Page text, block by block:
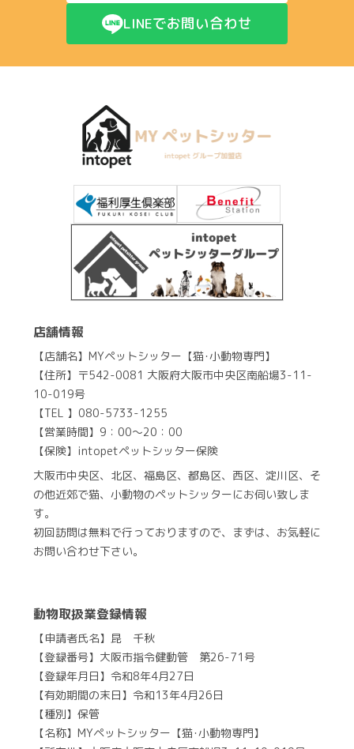
LINEでお問い合わせ
店舗情報
【店舗名】MYペットシッター【猫･小動物専門】
【住所】〒542-0081 大阪府大阪市中央区南船場3-11-
10-019号
【TEL 】080-5733-1255
【営業時間】9：00～20：00
【保険】intopetペットシッター保険
大阪市中央区、北区、福島区、都島区、西区、淀川区、そ
の他近郊で猫、小動物のペットシッターにお伺い致しま
す。
初回訪問は無料で行っておりますので、まずは、お気軽に
お問い合わせ下さい。
動物取扱業登録情報
【申請者氏名】昆 千秋
【登録番号】大阪市指令健動管 第26-71号
【登録年月日】令和8年4月27日
【有効期間の末日】令和13年4月26日
【種別】保管
【名称】MYペットシッター【猫･小動物専門】